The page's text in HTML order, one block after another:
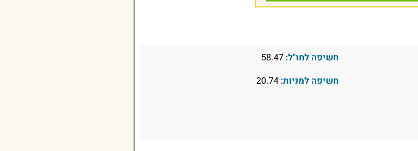
חשיפה לחו"ל:58.47
חשיפה למניות:20.74